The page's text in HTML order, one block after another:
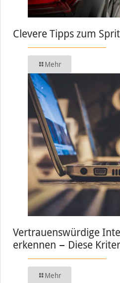
Clevere Tipps zum
Mehr
Vertrauenswürdige
erkennen − Diese
Mehr